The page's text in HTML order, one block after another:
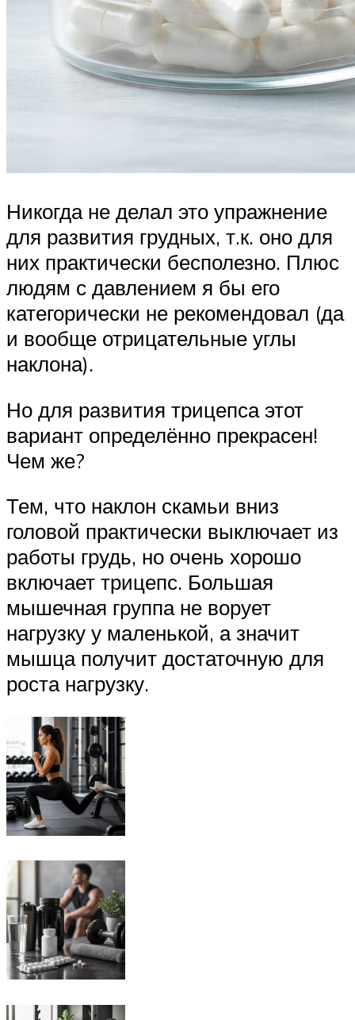
Никогда не делал это упражнение
для развития грудных, т.к. оно для
них практически бесполезно. Плюс
людям с давлением я бы его
категорически не рекомендовал (да
и вообще отрицательные углы
наклона).
Но для развития трицепса этот
вариант определённо прекрасен!
Чем же?
Тем, что наклон скамьи вниз
головой практически выключает из
работы грудь, но очень хорошо
включает трицепс. Большая
мышечная группа не ворует
нагрузку у маленькой, а значит
мышца получит достаточную для
роста нагрузку.